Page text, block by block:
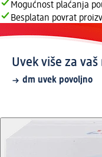
Mogućnost plaćanja
Besplatan povrat
Uvek više za vaš
dm uvek povoljno